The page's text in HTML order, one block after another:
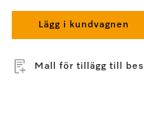
Lägg i kundvagnen
Mall för tillägg till